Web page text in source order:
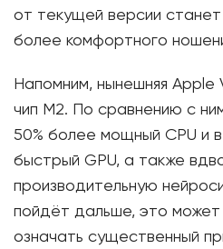
от текущей версии
более комфортного
Напомним, нынешняя Apple
чип M2. По сравнению с
50% более мощный CPU и
быстрый GPU, а также
производительную
пойдёт дальше, это может
означать существенный